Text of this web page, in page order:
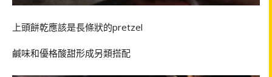
上頭餅乾應該是長條狀的pretzel
鹹味和優格酸甜形成另類搭配